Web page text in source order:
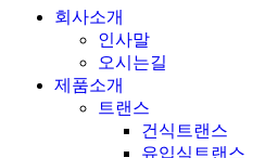
회사소개
인사말
오시는길
제품소개
트랜스
건식트랜스
유입식트랜스